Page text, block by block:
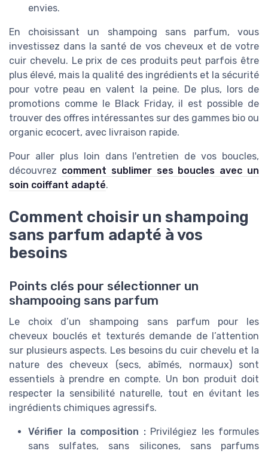
envies.
En choisissant un shampoing sans parfum, vous
investissez dans la santé de vos cheveux et de votre
cuir chevelu. Le prix de ces produits peut parfois être
plus élevé, mais la qualité des ingrédients et la sécurité
pour votre peau en valent la peine. De plus, lors de
promotions comme le Black Friday, il est possible de
trouver des offres intéressantes sur des gammes bio ou
organic ecocert, avec livraison rapide.
Pour aller plus loin dans l'entretien de vos boucles,
découvrez comment sublimer ses boucles avec un
soin coiffant adapté.
Comment choisir un shampoing
sans parfum adapté à vos
besoins
Points clés pour sélectionner un
shampooing sans parfum
Le choix d’un shampoing sans parfum pour les
cheveux bouclés et texturés demande de l’attention
sur plusieurs aspects. Les besoins du cuir chevelu et la
nature des cheveux (secs, abîmés, normaux) sont
essentiels à prendre en compte. Un bon produit doit
respecter la sensibilité naturelle, tout en évitant les
ingrédients chimiques agressifs.
Vérifier la composition :Privilégiez les formules
sans sulfates, sans silicones, sans parfums